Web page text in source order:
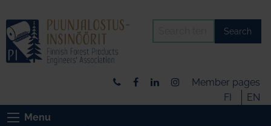
Search
Member pages
FI
EN
Menu